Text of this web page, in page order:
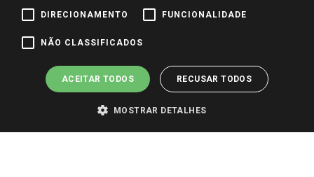
Pagamento e Segurança
DIRECIONAMENTO FUNCIONALIDADE
NÃO CLASSIFICADOS
ACEITAR TODOS RECUSAR TODOS
MOSTRAR DETALHES